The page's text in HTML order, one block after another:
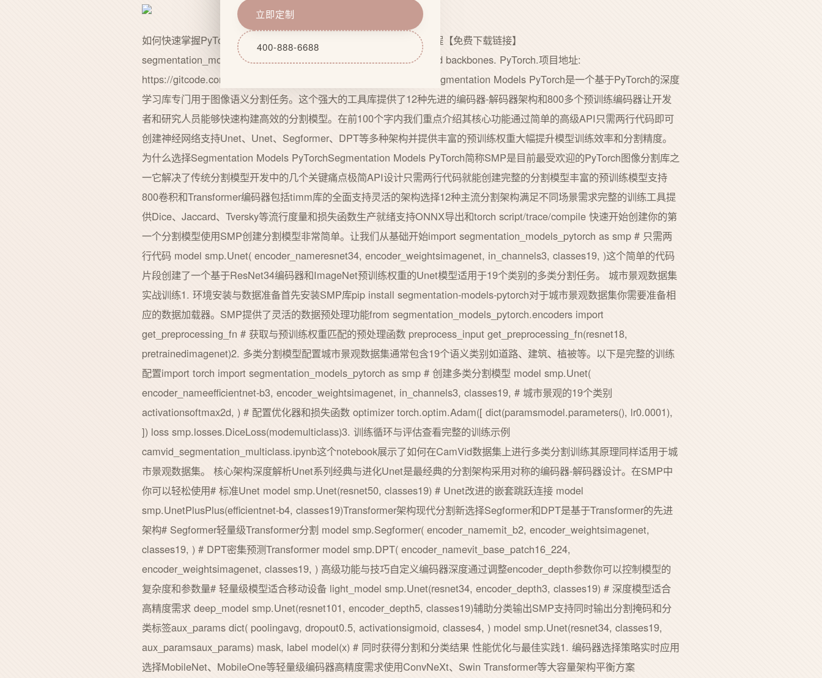
网站后期维护
技术实力
立即定制
400-888-6688
如何快速掌握PyTorch图像分割12种模型实战城市景观数据集训练教程【免费下载链接】
segmentation_models.pytorchSegmentation models with pretrained backbones. PyTorch.项目地址:
https://gitcode.com/gh_mirrors/se/segmentation_models.pytorchSegmentation Models PyTorch是一个基于PyTorch的深度
学习库专门用于图像语义分割任务。这个强大的工具库提供了12种先进的编码器-解码器架构和800多个预训练编码器让开发
者和研究人员能够快速构建高效的分割模型。在前100个字内我们重点介绍其核心功能通过简单的高级API只需两行代码即可
创建神经网络支持Unet、Unet、Segformer、DPT等多种架构并提供丰富的预训练权重大幅提升模型训练效率和分割精度。
为什么选择Segmentation Models PyTorchSegmentation Models PyTorch简称SMP是目前最受欢迎的PyTorch图像分割库之
一它解决了传统分割模型开发中的几个关键痛点极简API设计只需两行代码就能创建完整的分割模型丰富的预训练模型支持
800卷积和Transformer编码器包括timm库的全面支持灵活的架构选择12种主流分割架构满足不同场景需求完整的训练工具提
供Dice、Jaccard、Tversky等流行度量和损失函数生产就绪支持ONNX导出和torch script/trace/compile 快速开始创建你的第
一个分割模型使用SMP创建分割模型非常简单。让我们从基础开始import segmentation_models_pytorch as smp # 只需两
行代码 model smp.Unet( encoder_nameresnet34, encoder_weightsimagenet, in_channels3, classes19, )这个简单的代码
片段创建了一个基于ResNet34编码器和ImageNet预训练权重的Unet模型适用于19个类别的多类分割任务。️ 城市景观数据集
实战训练1. 环境安装与数据准备首先安装SMP库pip install segmentation-models-pytorch对于城市景观数据集你需要准备相
应的数据加载器。SMP提供了灵活的数据预处理功能from segmentation_models_pytorch.encoders import
get_preprocessing_fn # 获取与预训练权重匹配的预处理函数 preprocess_input get_preprocessing_fn(resnet18,
pretrainedimagenet)2. 多类分割模型配置城市景观数据集通常包含19个语义类别如道路、建筑、植被等。以下是完整的训练
配置import torch import segmentation_models_pytorch as smp # 创建多类分割模型 model smp.Unet(
encoder_nameefficientnet-b3, encoder_weightsimagenet, in_channels3, classes19, # 城市景观的19个类别
activationsoftmax2d, ) # 配置优化器和损失函数 optimizer torch.optim.Adam([ dict(paramsmodel.parameters(), lr0.0001),
]) loss smp.losses.DiceLoss(modemulticlass)3. 训练循环与评估查看完整的训练示例
camvid_segmentation_multiclass.ipynb这个notebook展示了如何在CamVid数据集上进行多类分割训练其原理同样适用于城
市景观数据集。️ 核心架构深度解析Unet系列经典与进化Unet是最经典的分割架构采用对称的编码器-解码器设计。在SMP中
你可以轻松使用# 标准Unet model smp.Unet(resnet50, classes19) # Unet改进的嵌套跳跃连接 model
smp.UnetPlusPlus(efficientnet-b4, classes19)Transformer架构现代分割新选择Segformer和DPT是基于Transformer的先进
架构# Segformer轻量级Transformer分割 model smp.Segformer( encoder_namemit_b2, encoder_weightsimagenet,
classes19, ) # DPT密集预测Transformer model smp.DPT( encoder_namevit_base_patch16_224,
encoder_weightsimagenet, classes19, ) 高级功能与技巧自定义编码器深度通过调整encoder_depth参数你可以控制模型的
复杂度和参数量# 轻量级模型适合移动设备 light_model smp.Unet(resnet34, encoder_depth3, classes19) # 深度模型适合
高精度需求 deep_model smp.Unet(resnet101, encoder_depth5, classes19)辅助分类输出SMP支持同时输出分割掩码和分
类标签aux_params dict( poolingavg, dropout0.5, activationsigmoid, classes4, ) model smp.Unet(resnet34, classes19,
aux_paramsaux_params) mask, label model(x) # 同时获得分割和分类结果 性能优化与最佳实践1. 编码器选择策略实时应用
选择MobileNet、MobileOne等轻量级编码器高精度需求使用ConvNeXt、Swin Transformer等大容量架构平衡方案